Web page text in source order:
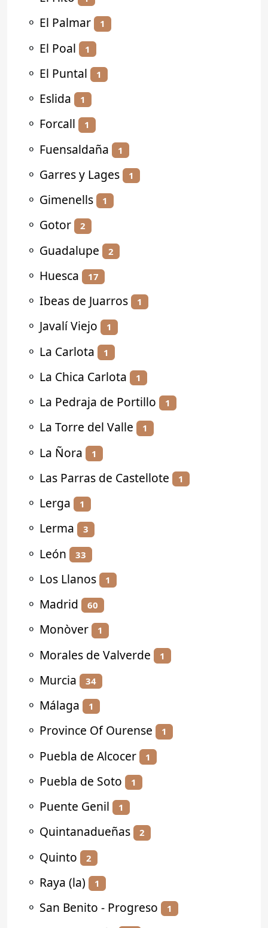
⚬ El Palmar 1
⚬ El Poal 1
⚬ El Puntal 1
⚬ Eslida 1
⚬ Forcall 1
⚬ Fuensaldaña 1
⚬ Garres y Lages 1
⚬ Gimenells 1
⚬ Gotor 2
⚬ Guadalupe 2
⚬ Huesca 17
⚬ Ibeas de Juarros 1
⚬ Javalí Viejo 1
⚬ La Carlota 1
⚬ La Chica Carlota 1
⚬ La Pedraja de Portillo 1
⚬ La Torre del Valle 1
⚬ La Ñora 1
⚬ Las Parras de Castellote 1
⚬ Lerga 1
⚬ Lerma 3
⚬ León 33
⚬ Los Llanos 1
⚬ Madrid 60
⚬ Monòver 1
⚬ Morales de Valverde 1
⚬ Murcia 34
⚬ Málaga 1
⚬ Province Of Ourense 1
⚬ Puebla de Alcocer 1
⚬ Puebla de Soto 1
⚬ Puente Genil 1
⚬ Quintanadueñas 2
⚬ Quinto 2
⚬ Raya (la) 1
⚬ San Benito - Progreso 1